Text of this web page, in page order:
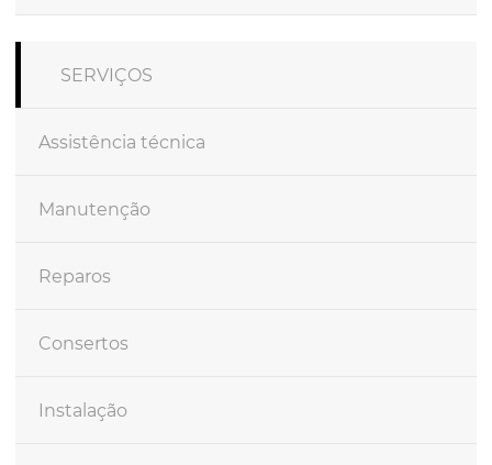
SERVIÇOS
Assistência técnica
Manutenção
Reparos
Consertos
Instalação